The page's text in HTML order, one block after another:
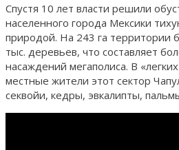
Спустя 10 лет власти решили
населенного города Мексики
природой. На 243 га территории
тыс. деревьев, что составляет
насаждений мегаполиса. В
местные жители этот сектор
секвойи, кедры, эвкалипты,